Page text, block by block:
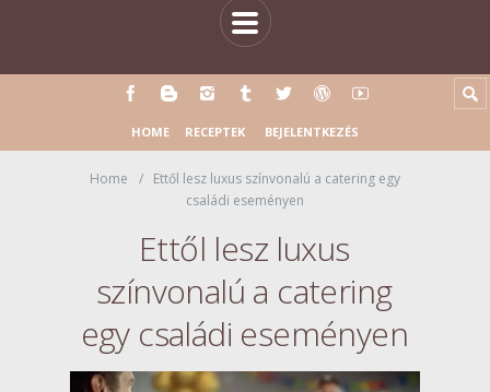
HOME RECEPTEK BEJELENTKEZÉS
Home
Ettől lesz luxus színvonalú a catering egy
családi eseményen
Ettől lesz luxus
színvonalú a catering
egy családi eseményen